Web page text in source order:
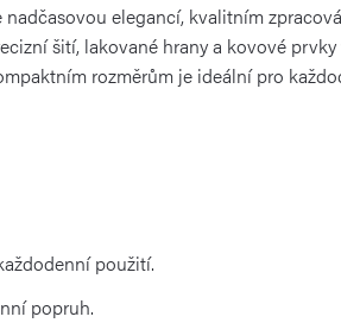
elegancí, kvalitním
šití, lakované hrany a kovové
rozměrům je ideální pro
použití.
popruh.